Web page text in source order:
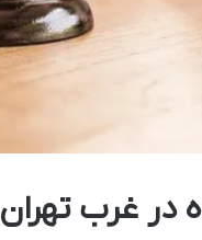
در غرب تهران